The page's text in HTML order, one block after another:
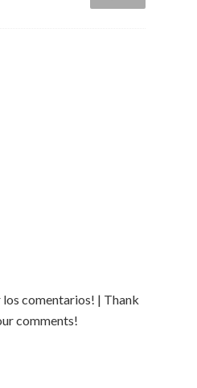
los comentarios! | Thank
comments!